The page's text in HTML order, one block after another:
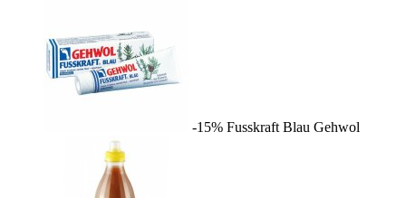
-15% Fusskraft Blau Gehwol